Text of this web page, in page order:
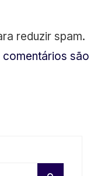
reduzir spam.
são